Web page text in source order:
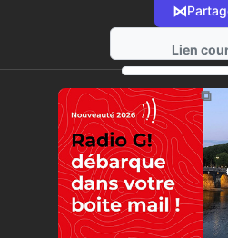
⋈
Lien
https:// ⧉